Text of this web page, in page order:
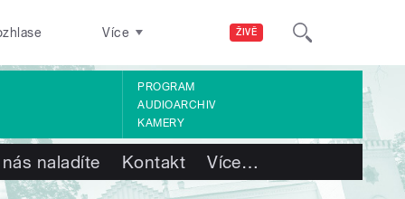
ŽIVĚ
Více
PROGRAM
AUDIOARCHIV
KAMERY
naladíte Kontakt Více…